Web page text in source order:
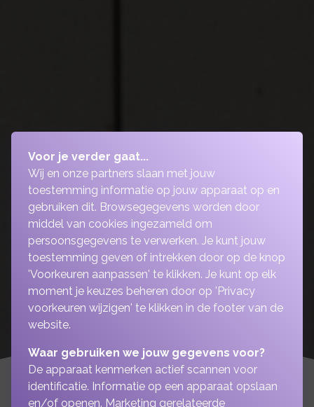
Voor je verder gaat...
Wij en onze partners slaan met jouw
toestemming informatie op jouw apparaat op en
gebruiken dit. Browsegegevens worden door
middel van cookies ingezameld om
persoonsgegevens te verwerken. Je kunt jouw
toestemming geven of intrekken door op de knop
'Voorkeuren aanpassen' te klikken. Je kunt op elk
moment je keuzes beheren door op 'Privacy
voorkeuren wijzigen' te klikken in de footer van de
website.
Waar gebruiken we jouw gegevens voor?
De apparaat kenmerken actief scannen voor
identificatie. Informatie op een apparaat opslaan
en/of openen. Marketing gerelateerde